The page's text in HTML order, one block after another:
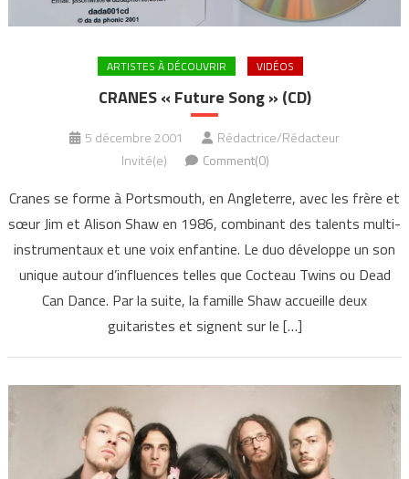
ARTISTES À DÉCOUVRIR VIDÉOS
CRANES « Future Song » (CD)
5 décembre 2001
Rédactrice/Rédacteur
Invité(e)
Comment(0)
Cranes se forme à Portsmouth, en Angleterre, avec les frère et
sœur Jim et Alison Shaw en 1986, combinant des talents multi-
instrumentaux et une voix enfantine. Le duo développe un son
unique autour d’influences telles que Cocteau Twins ou Dead
Can Dance. Par la suite, la famille Shaw accueille deux
guitaristes et signent sur le […]